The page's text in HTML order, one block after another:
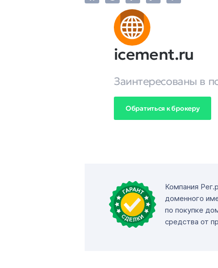
icement.ru
Заинтересованы в
Обратиться к брокеру
Компания
доменного
по покупке
средства от